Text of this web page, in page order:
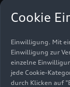
Cookie
verbessern, den
Einwilligung. Mit
Einwilligung zur
einzelne
jede Cookie-
durch Klicken auf